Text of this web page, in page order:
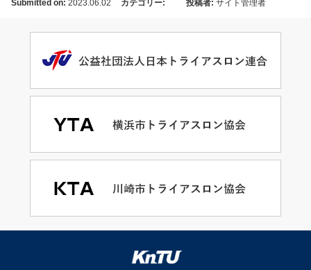
Submitted on: 2023.06.02 カテゴリー: 投稿者: サイト管理者